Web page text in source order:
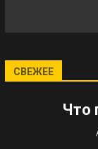
СВЕЖЕЕ
Что